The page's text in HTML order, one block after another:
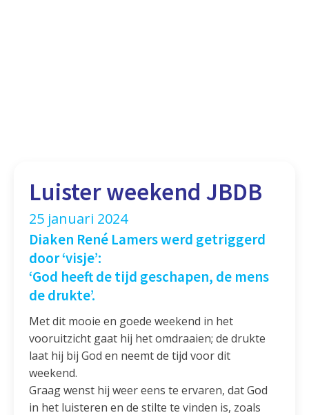
Luister weekend JBDB
25 januari 2024
Diaken René Lamers werd getriggerd
door ‘visje’:
‘God heeft de tijd geschapen, de mens
de drukte’.
Met dit mooie en goede weekend in het
vooruitzicht gaat hij het omdraaien; de drukte
laat hij bij God en neemt de tijd voor dit
weekend.
Graag wenst hij weer eens te ervaren, dat God
in het luisteren en de stilte te vinden is, zoals